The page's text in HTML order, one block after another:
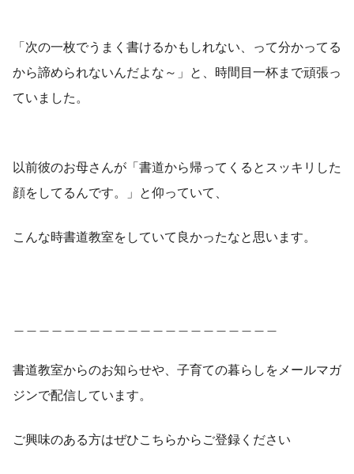
「次の一枚でうまく書けるかもしれない、って分かってる
から諦められないんだよな～」と、時間目一杯まで頑張っ
ていました。
以前彼のお母さんが「書道から帰ってくるとスッキリした
顔をしてるんです。」と仰っていて、
こんな時書道教室をしていて良かったなと思います。
書道教室からのお知らせや、子育ての暮らしをメールマガ
ジンで配信しています。
ご興味のある方はぜひこちらからご登録ください